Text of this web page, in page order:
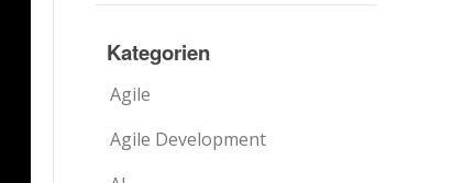
Kategorien
Agile
Agile Development